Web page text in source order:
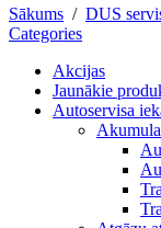
Sākums / DUS
Categories
Akcijas
Jaunākie
Autoservisa